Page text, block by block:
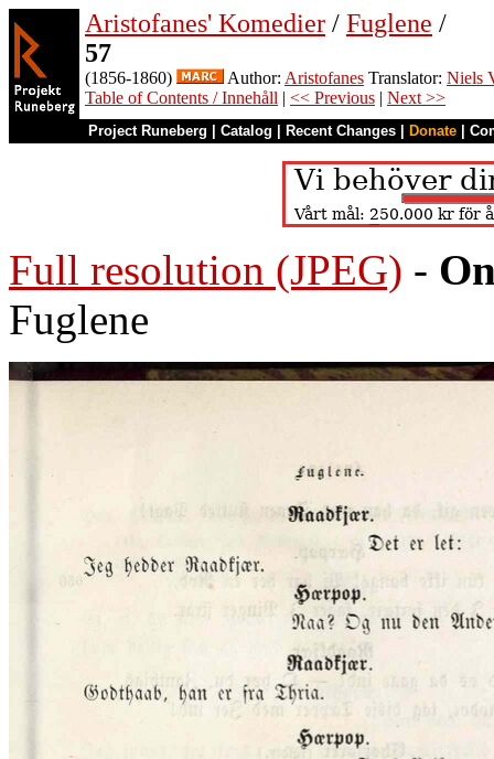
Aristofanes' Komedier / Fuglene /
57
(1856-1860) Author: Aristofanes Translator: Niels
Table of Contents / Innehåll | << Previous | Next >>
Project Runeberg Catalog Recent Changes Donate
Full resolution (JPEG) -
Fuglene